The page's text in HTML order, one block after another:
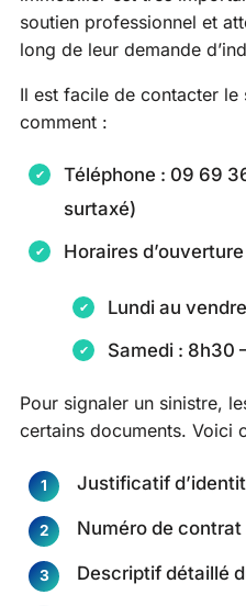
soutien professionnel et
long de leur demande
Il est facile de contacter le
comment :
Téléphone : 09 69
surtaxé)
Horaires d’ouverture
Lundi au
Samedi : 8h30
Pour signaler un sinistre,
certains documents. Voici
Justificatif
Numéro de contrat
Descriptif détaillé